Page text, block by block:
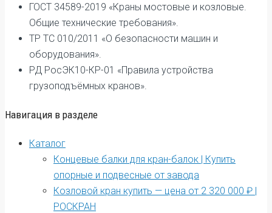
ГОСТ 34589-2019 «Краны мостовые и козловые.
Общие технические требования».
ТР ТС 010/2011 «О безопасности машин и
оборудования».
РД РосЭК10-КР-01 «Правила устройства
грузоподъёмных кранов».
Навигация в разделе
Каталог
Концевые балки для кран-балок | Купить
опорные и подвесные от завода
Козловой кран купить — цена от 2 320 000 ₽ |
РОСКРАН